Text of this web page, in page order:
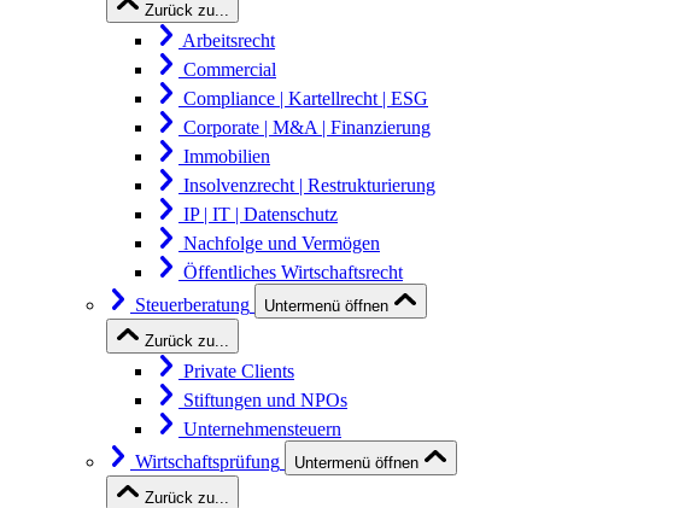
Zurück zu...
Arbeitsrecht
Commercial
Compliance | Kartellrecht | ESG
Corporate | M&A | Finanzierung
Immobilien
Insolvenzrecht | Restrukturierung
IP | IT | Datenschutz
Nachfolge und Vermögen
Öffentliches Wirtschaftsrecht
Steuerberatung
Untermenü öffnen
Zurück zu...
Private Clients
Stiftungen und NPOs
Unternehmensteuern
Wirtschaftsprüfung
Untermenü öffnen
Zurück zu...